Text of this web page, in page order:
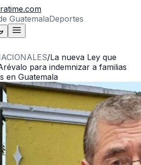
GuatemalaDeportes
/La nueva Ley que
para indemnizar a familias
en Guatemala